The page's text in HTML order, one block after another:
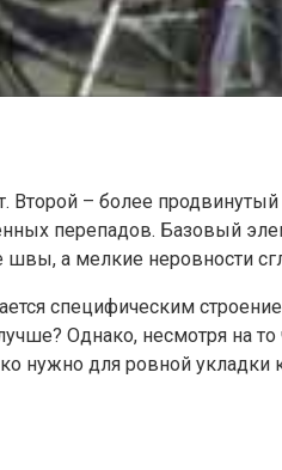
– более
перепадов. Базовый
а мелкие неровности
специфическим
Однако, несмотря на
нужно для ровной